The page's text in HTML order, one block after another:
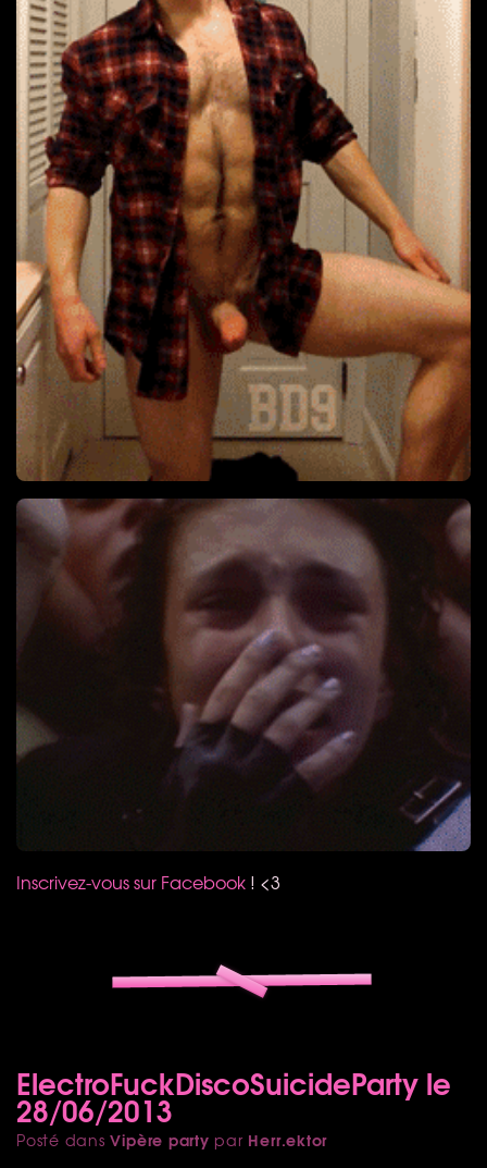
Inscrivez-vous sur Facebook ! <3
ElectroFuckDiscoSuicideParty le
28/06/2013
Posté dansVipère party par Herr.ektor